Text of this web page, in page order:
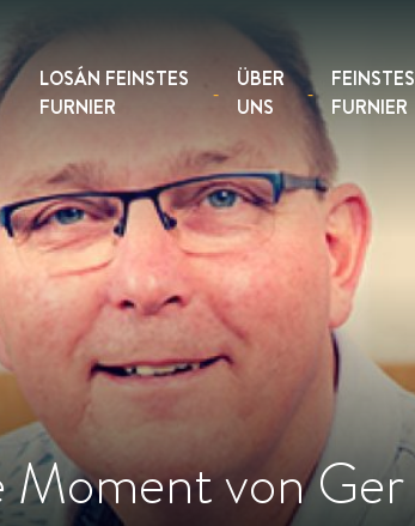
LOSÁN FEINSTES
FURNIER
ÜBER
UNS
FEINSTES
FURNIER
Moment von Ger